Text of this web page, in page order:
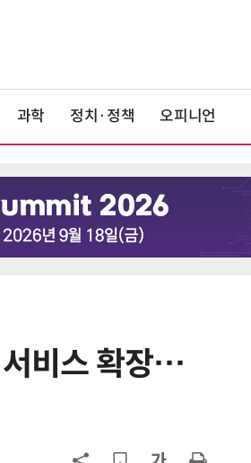
과학 정치·정책 오피니언
서비스 확장…
중고폰 안심 인증 50곳 돌파…고객
원…개발자 90%에 無수수료